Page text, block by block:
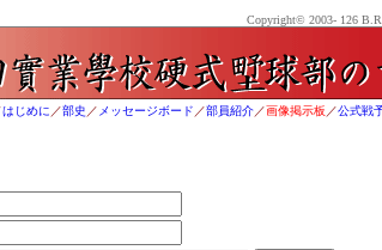
Copyright© 2003- 126
はじめに ／部史 ／ メッセージボード ／部員紹介／画像掲示板 ／公式戦